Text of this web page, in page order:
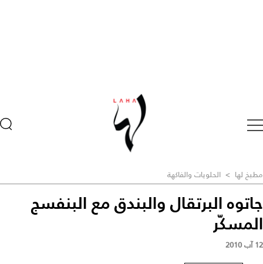
مطبخ لها > الحلويات والفاكهة
جاتوه البرتقال والبندق مع البنفسج
المسكّر
12 آب 2010